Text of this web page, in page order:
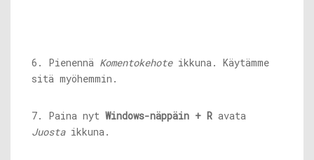
6. Pienennä Komentokehoteikkuna. Käytämme
sitä myöhemmin.
7. Paina nyt Windows-näppäin + R avata
Juostaikkuna.